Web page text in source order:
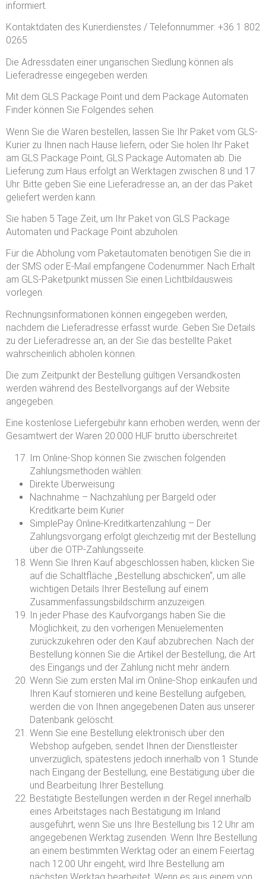
informiert.
Kontaktdaten des Kurierdienstes / Telefonnummer: +36 1 802
0265
Die Adressdaten einer ungarischen Siedlung können als
Lieferadresse eingegeben werden.
Mit dem GLS Package Point und dem Package Automaten
Finder können Sie Folgendes sehen.
Wenn Sie die Waren bestellen, lassen Sie Ihr Paket vom GLS-
Kurier zu Ihnen nach Hause liefern, oder Sie holen Ihr Paket
am GLS Package Point, GLS Package Automaten ab. Die
Lieferung zum Haus erfolgt an Werktagen zwischen 8 und 17
Uhr. Bitte geben Sie eine Lieferadresse an, an der das Paket
geliefert werden kann.
Sie haben 5 Tage Zeit, um Ihr Paket von GLS Package
Automaten und Package Point abzuholen.
Für die Abholung vom Paketautomaten benötigen Sie die in
der SMS oder E-Mail empfangene Codenummer. Nach Erhalt
am GLS-Paketpunkt müssen Sie einen Lichtbildausweis
vorlegen.
Rechnungsinformationen können eingegeben werden,
nachdem die Lieferadresse erfasst wurde. Geben Sie Details
zu der Lieferadresse an, an der Sie das bestellte Paket
wahrscheinlich abholen können.
Die zum Zeitpunkt der Bestellung gültigen Versandkosten
werden während des Bestellvorgangs auf der Website
angegeben.
Eine kostenlose Liefergebühr kann erhoben werden, wenn der
Gesamtwert der Waren 20.000 HUF brutto überschreitet.
Im Online-Shop können Sie zwischen folgenden
Zahlungsmethoden wählen:
Direkte Überweisung
Nachnahme – Nachzahlung per Bargeld oder
Kreditkarte beim Kurier
SimplePay Online-Kreditkartenzahlung – Der
Zahlungsvorgang erfolgt gleichzeitig mit der Bestellung
über die OTP-Zahlungsseite.
Wenn Sie Ihren Kauf abgeschlossen haben, klicken Sie
auf die Schaltfläche „Bestellung abschicken“, um alle
wichtigen Details Ihrer Bestellung auf einem
Zusammenfassungsbildschirm anzuzeigen.
In jeder Phase des Kaufvorgangs haben Sie die
Möglichkeit, zu den vorherigen Menüelementen
zurückzukehren oder den Kauf abzubrechen. Nach der
Bestellung können Sie die Artikel der Bestellung, die Art
des Eingangs und der Zahlung nicht mehr ändern.
Wenn Sie zum ersten Mal im Online-Shop einkaufen und
Ihren Kauf stornieren und keine Bestellung aufgeben,
werden die von Ihnen angegebenen Daten aus unserer
Datenbank gelöscht.
Wenn Sie eine Bestellung elektronisch über den
Webshop aufgeben, sendet Ihnen der Dienstleister
unverzüglich, spätestens jedoch innerhalb von 1 Stunde
nach Eingang der Bestellung, eine Bestätigung über die
und Bearbeitung Ihrer Bestellung.
Bestätigte Bestellungen werden in der Regel innerhalb
eines Arbeitstages nach Bestätigung im Inland
ausgeführt, wenn Sie uns Ihre Bestellung bis 12 Uhr am
angegebenen Werktag zusenden. Wenn Ihre Bestellung
an einem bestimmten Werktag oder an einem Feiertag
nach 12.00 Uhr eingeht, wird Ihre Bestellung am